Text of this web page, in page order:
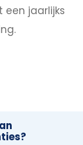
een jaarlijks